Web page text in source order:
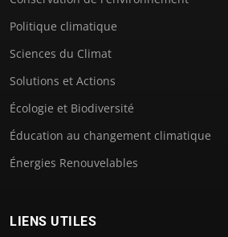
Politique climatique
Sciences du Climat
Solutions et Actions
Écologie et Biodiversité
Éducation au changement climatique
Énergies Renouvelables
LIENS UTILES